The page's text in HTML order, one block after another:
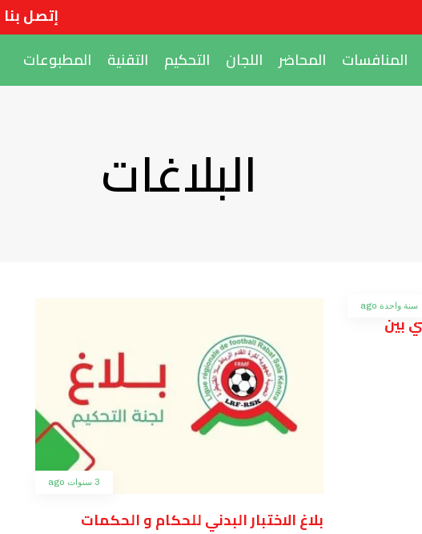
إتصل بنا
المنافسات المحاضر اللجان التحكيم التقنية المطبوعات
البلاغات
سنة واحدة ago
بين
3 سنوات ago
بلاغ الاختبار البدني للحكام و الحكمات